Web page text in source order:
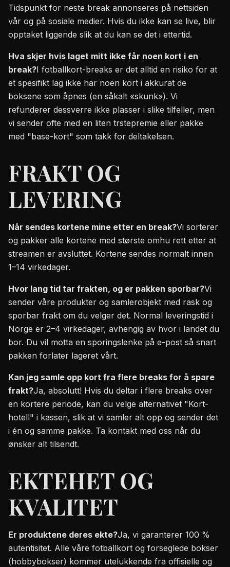
Tidspunkt for neste break annonseres på nettsiden
vår og på sosiale medier. Hvis du ikke kan se live, blir
opptaket liggende slik at du kan se det i ettertid.
Hva skjer hvis laget mitt ikke får noen kort i en
break?I fotballkort-breaks er det alltid en risiko for at
et spesifikt lag ikke har noen kort i akkurat de
boksene som åpnes (en såkalt «skunk»). Vi
refunderer dessverre ikke plasser i slike tilfeller, men
vi sender ofte med en liten trstepremie eller pakke
med "base-kort" som takk for deltakelsen.
FRAKT OG
LEVERING
Når sendes kortene mine etter en break?Vi sorterer
og pakker alle kortene med største omhu rett etter at
streamen er avsluttet. Kortene sendes normalt innen
1–14 virkedager.
Hvor lang tid tar frakten, og er pakken sporbar?Vi
sender våre produkter og samlerobjekt med rask og
sporbar frakt om du velger det. Normal leveringstid i
Norge er 2–4 virkedager, avhengig av hvor i landet du
bor. Du vil motta en sporingslenke på e-post så snart
pakken forlater lageret vårt.
Kan jeg samle opp kort fra flere breaks for å spare
frakt?Ja, absolutt! Hvis du deltar i flere breaks over
en kortere periode, kan du velge alternativet "Kort-
hotell" i kassen, slik at vi samler alt opp og sender det
i én og samme pakke. Ta kontakt med oss når du
ønsker alt tilsendt.
EKTEHET OG
KVALITET
Er produktene deres ekte?Ja, vi garanterer 100 %
autentisitet. Alle våre fotballkort og forseglede bokser
(hobbybokser) kommer utelukkende fra offisielle og